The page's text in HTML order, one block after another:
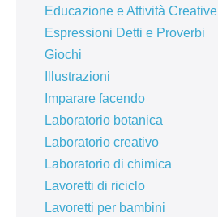
Educazione e Attività Creative
Espressioni Detti e Proverbi
Giochi
Illustrazioni
Imparare facendo
Laboratorio botanica
Laboratorio creativo
Laboratorio di chimica
Lavoretti di riciclo
Lavoretti per bambini